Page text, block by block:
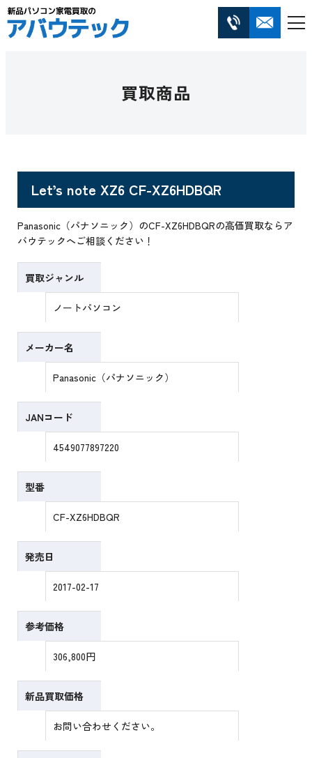
買取商品
Let’s note XZ6 CF-XZ6HDBQR
Panasonic（パナソニック）のCF-XZ6HDBQRの高価買取ならア
バウテックへご相談ください！
買取ジャンル
ノートパソコン
メーカー名
Panasonic（パナソニック）
JANコード
4549077897220
型番
CF-XZ6HDBQR
発売日
2017-02-17
参考価格
306,800円
新品買取価格
お問い合わせください。